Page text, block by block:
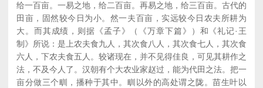
给一百亩。一易之地，给二百亩。再易之地，给三百亩。古代的
田亩，固然较今日为小。然一夫百亩，实远较今日农夫所耕为
大。而其成绩，则据《孟子》（《万章下篇》）和《礼记·王
制》所说：是上农夫食九人，其次食八人，其次食七人，其次食
六人，下农夫食五人。较诸现在，并不见得佳良，可见其耕作之
法，不及今人了。汉朝有个大农业家赵过，能为代田之法。把一
亩分做三个甽，播种于其中。甽以外的高处谓之陇。苗生叶以